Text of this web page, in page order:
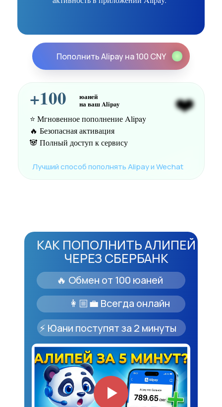
❤️
юаней
на ваш Alipay
+100
⭐️ Мгновенное пополнение Alipay
🔥 Безопасная активация
🐼 Полный доступ к сервису
Лучший способ пополнять Alipay и Wechat
Пополнить Alipay на 100 CNY
КАК ПОПОЛНИТЬ АЛИПЕЙ
ЧЕРЕЗ СБЕРБАНК
🔥 Обмен от 100 юаней
⚡️ Юани поступят за 2 минуты
👩🏼‍💼 Всегда онлайн